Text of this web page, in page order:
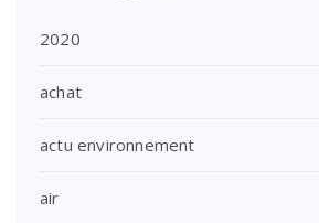
2020
achat
actu environnement
air